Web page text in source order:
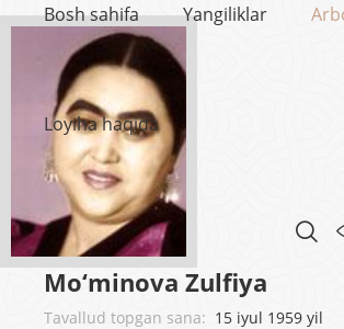
Bosh sahifa Yangiliklar
Loyiha haqida
Mo‘minova Zulfiya
Tavallud topgan sana: 15 iyul 1959 yil